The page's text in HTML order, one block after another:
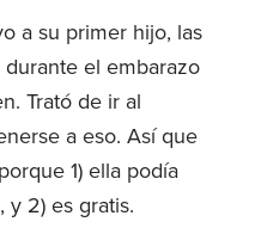
a su primer hijo, las
el embarazo
Trató de ir al
a eso. Así que
1) ella podía
y 2) es gratis.